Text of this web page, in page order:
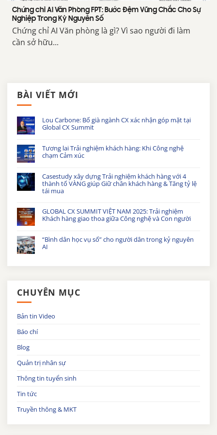
Chứng chỉ AI Văn Phòng FPT: Bước Đệm Vững Chắc Cho Sự
Nghiệp Trong Kỷ Nguyên Số
Chứng chỉ AI Văn phòng là gì? Vì sao người đi làm
cần sở hữu...
BÀI VIẾT MỚI
Lou Carbone: Bố già ngành CX xác nhận góp mặt tại
Global CX Summit
Tương lai Trải nghiệm khách hàng: Khi Công nghệ
chạm Cảm xúc
Casestudy xây dựng Trải nghiệm khách hàng với 4
thành tố VÀNG giúp Giữ chân khách hàng & Tăng tỷ lệ
tái mua
GLOBAL CX SUMMIT VIỆT NAM 2025: Trải nghiệm
Khách hàng giao thoa giữa Công nghệ và Con người
“Bình dân học vụ số” cho người dân trong kỷ nguyên
AI
CHUYÊN MỤC
Bản tin Video
Báo chí
Blog
Quản trị nhân sự
Thông tin tuyển sinh
Tin tức
Truyền thông & MKT